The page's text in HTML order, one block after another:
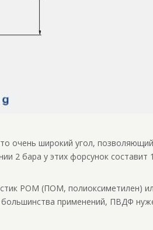
очень широкий угол,
2 бара у этих форсунок составит
POM (ПОМ, полиоксиметилен)
применений, ПВДФ